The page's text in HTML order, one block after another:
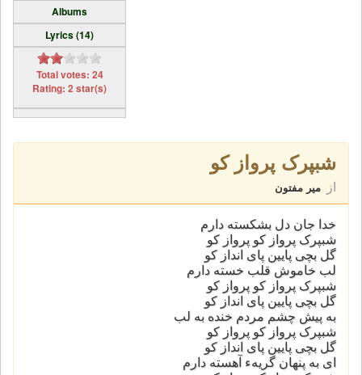
Albums
Lyrics (14)
Total votes: 24
Rating: 2 star(s)
شبپرک پرواز کو
از میر مفتون
خدا جان دل بشکسته دارم
شبپرک پرواز کو پرواز کو
گل بچی پایین پای انداز کو
لب خاموش قلب خسته دارم
شبپرک پرواز کو پرواز کو
گل بچی پایین پای انداز کو
به پیش چشم مردم خنده به لب
شبپرک پرواز کو پرواز کو
گل بچی پایین پای انداز کو
ای به پنهان گریهء آهسته دارم